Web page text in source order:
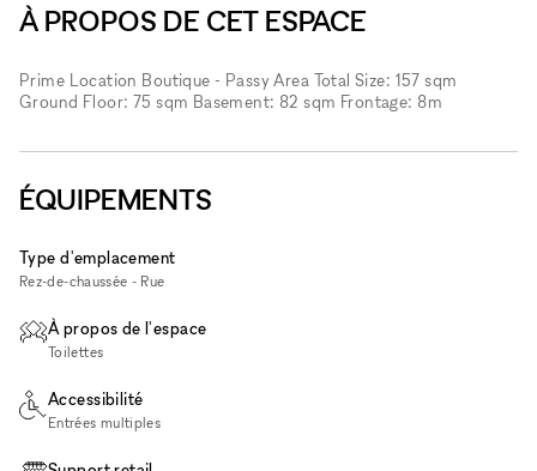
À PROPOS DE CET ESPACE
Prime Location Boutique - Passy Area Total Size: 157 sqm
Ground Floor: 75 sqm Basement: 82 sqm Frontage: 8m
ÉQUIPEMENTS
Type d'emplacement
Rez-de-chaussée - Rue
À propos de l'espace
Toilettes
Accessibilité
Entrées multiples